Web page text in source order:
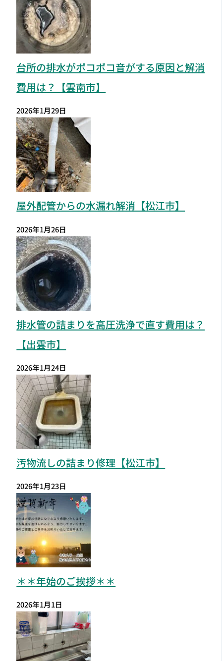
台所の排水がポコポコ音がする原因と解消
費用は？【雲南市】
2026年1月29日
屋外配管からの水漏れ解消【松江市】
2026年1月26日
排水管の詰まりを高圧洗浄で直す費用は？
【出雲市】
2026年1月24日
汚物流しの詰まり修理【松江市】
2026年1月23日
＊＊年始のご挨拶＊＊
2026年1月1日